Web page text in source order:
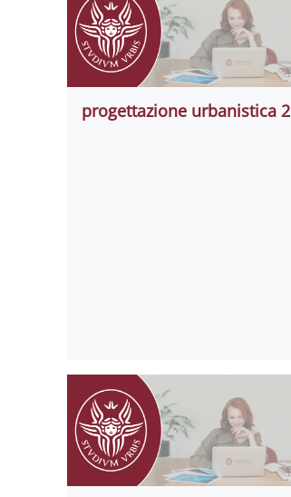
progettazione urbanistica 2